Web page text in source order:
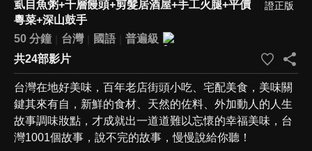
虱目魚粥+千層饅頭+剪髮居酒屋+手工火腿+平價
粵菜+深山鼓手
50 分鐘
台灣 國語
普遍級
共24部影片
台灣在地好美味，百年老店街頭小吃、宅配美食，美味關
鍵其來有自，新鮮的食材、天然的佐料、外加動人的人生
故事調味妝點，才成就出一道道難以忘懷的幸福美味，台
灣1001個故事，說不完的故事，慢慢說給你聽！